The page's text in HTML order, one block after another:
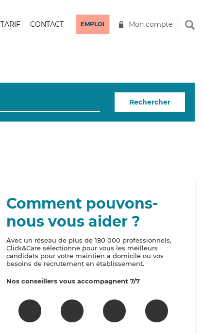
TARIF CONTACT EMPLOI Mon compte
Rechercher
Comment pouvons-
nous vous aider ?
Avec un réseau de plus de 180 000 professionnels,
Click&Care sélectionne pour vous les meilleurs
candidats pour votre maintien à domicile ou vos
besoins de recrutement en établissement.
Nos conseillers vous accompagnent 7/7